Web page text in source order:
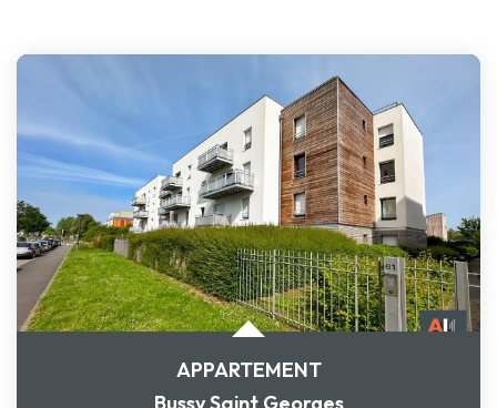
APPARTEMENT
Bussy Saint Georges